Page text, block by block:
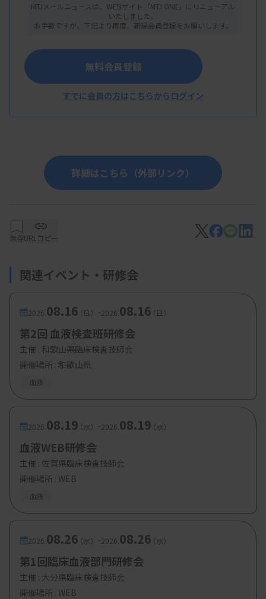
概 要
【プログラム】
・講演：これだけはおさえたい！ 凝固・線溶検査
の基礎的なデータの見方
高野義久先生（株式会社 シスメックス仙台
詳細はこちら（外部リンク）
MTJメールニュースは、WEBサイト「MTJ ONE」にリニューアル
いたしました。
お手数ですが、下記より再度、新規会員登録をお願いします。
無料会員登録
すでに会員の方はこちらからログイン
保存URLコピー
関連イベント・研修会
2026. 08.16（日） -2026. 08.16（日）
第2回 血液検査班研修会
主催 : 和歌山県臨床検査技師会
開催場所 : 和歌山県
血液
2026. 08.19（水） -2026. 08.19（水）
血液WEB研修会
主催 : 佐賀県臨床検査技師会
開催場所 : WEB
血液
2026. 08.26（水） -2026. 08.26（水）
第1回臨床血液部門研修会
主催 : 大分県臨床検査技師会
開催場所 : WEB